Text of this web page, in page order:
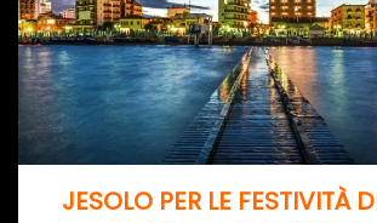
JESOLO PER LE FESTIVITÀ